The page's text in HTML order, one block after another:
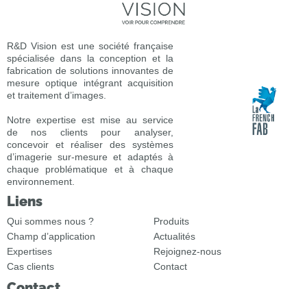
R&D Vision est une société française
spécialisée dans la conception et la
fabrication de solutions innovantes de
mesure optique intégrant acquisition
et traitement d’images.
Notre expertise est mise au service
de nos clients pour analyser,
concevoir et réaliser des systèmes
d’imagerie sur-mesure et adaptés à
chaque problématique et à chaque
environnement.
Liens
Qui sommes nous ?
Champ d’application
Expertises
Cas clients
Produits
Actualités
Rejoignez-nous
Contact